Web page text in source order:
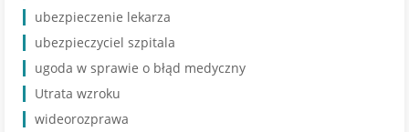
ubezpieczenie lekarza
ubezpieczyciel szpitala
ugoda w sprawie o błąd medyczny
Utrata wzroku
wideorozprawa